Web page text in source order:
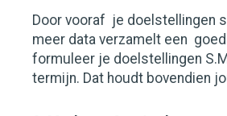
Door vooraf je doelstellingen
meer data verzamelt een
formuleer je doelstellingen
termijn. Dat houdt bovendien